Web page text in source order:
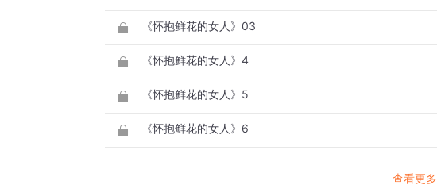
《怀抱鲜花的女人》03
《怀抱鲜花的女人》4
《怀抱鲜花的女人》5
《怀抱鲜花的女人》6
查看更多